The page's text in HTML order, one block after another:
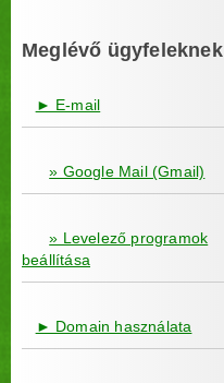
Meglévő ügyfeleknek
► E-mail
» Google Mail (Gmail)
» Levelező programok
beállítása
► Domain használata